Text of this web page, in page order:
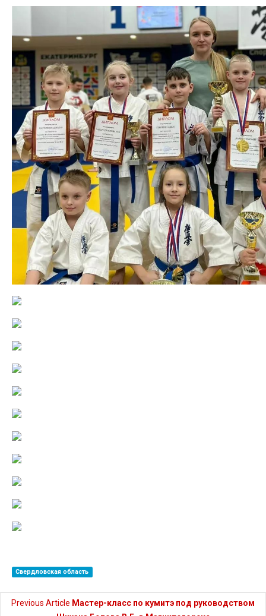
Свердловская область
Previous Article Мастер-класс по кумитэ под руководством